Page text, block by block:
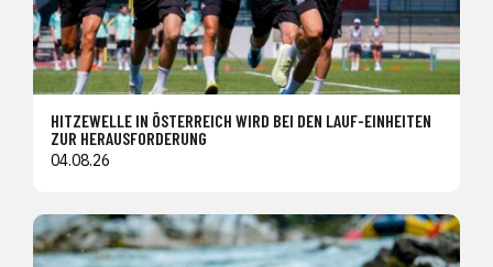
HITZEWELLE IN ÖSTERREICH WIRD BEI DEN LAUF-EINHEITEN
ZUR HERAUSFORDERUNG
04.08.26